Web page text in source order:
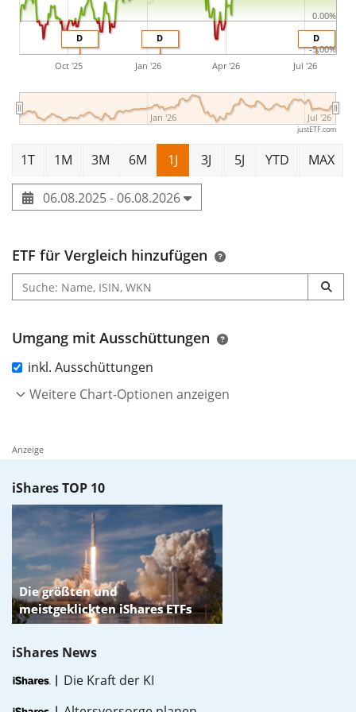
D
D
D
Oct '25 Jan '26 Apr '26 Jul '26
Jan '26 Jul '26
-5.00%
0.00%
justETF.com
1T 1M 3M 6M 1J 3J 5J YTD MAX
06.08.2025 - 06.08.2026
ETF für Vergleich hinzufügen
Umgang mit Ausschüttungen
inkl. Ausschüttungen
Weitere Chart-Optionen anzeigen
Anzeige
iShares TOP 10
iShares News
Die Kraft der KI